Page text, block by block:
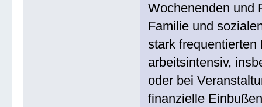
Wochenenden und
Familie und
stark
arbeitsintensiv,
oder bei
finanzielle